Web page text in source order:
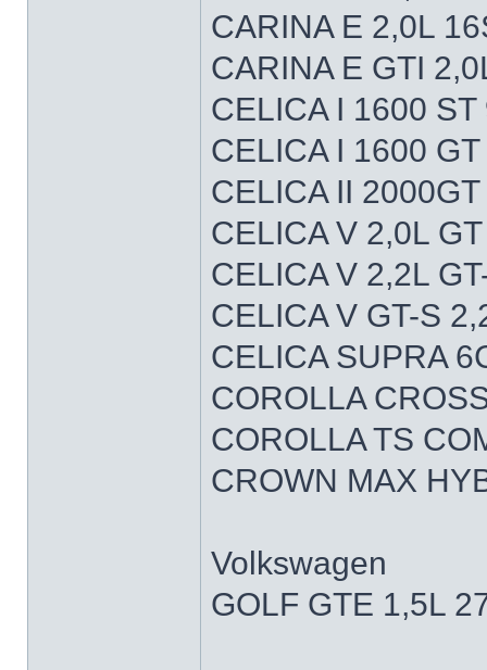
CARINA E 2,0L
CARINA E GTI
CELICA I 1600
CELICA I 1600
CELICA II
CELICA V 2,0L
CELICA V 2,2L
CELICA V GT-S
CELICA SUPRA
COROLLA
COROLLA TS
CROWN MAX
Volkswagen
GOLF GTE 1,5L